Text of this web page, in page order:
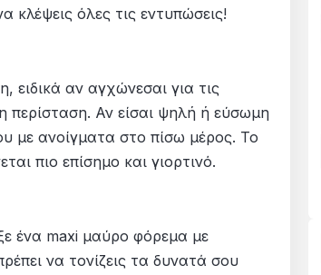
κλέψεις όλες τις εντυπώσεις!
ειδικά αν αγχώνεσαι για τις
περίσταση. Αν είσαι ψηλή ή εύσωμη
με ανοίγματα στο πίσω μέρος. Το
πιο επίσημο και γιορτινό.
ένα maxi μαύρο φόρεμα με
να τονίζεις τα δυνατά σου